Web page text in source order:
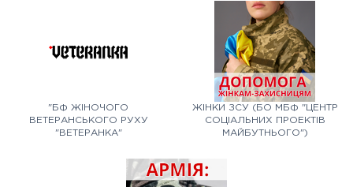
"БФ ЖІНОЧОГО
ВЕТЕРАНСЬКОГО РУХУ
"ВЕТЕРАНКА"
ЖІНКИ ЗСУ (БО МБФ "ЦЕНТР
СОЦІАЛЬНИХ ПРОЕКТІВ
МАЙБУТНЬОГО")